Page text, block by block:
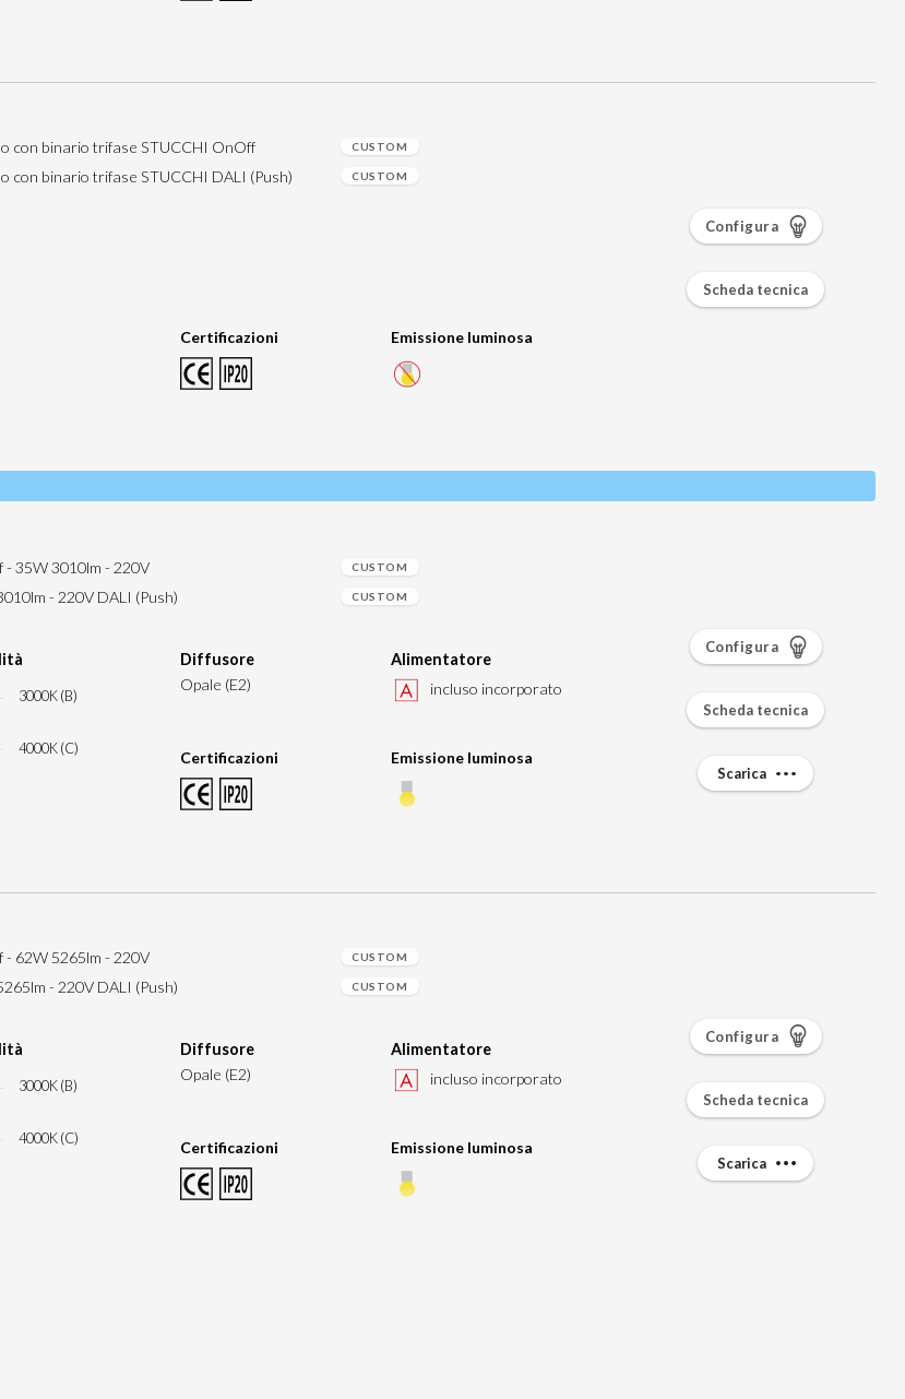
con binario trifase STUCCHI OnOff CUSTOM
con binario trifase STUCCHI DALI (Push) CUSTOM
Certificazioni Emissione luminosa
Configura
Scheda tecnica
- 35W 3010lm - 220V CUSTOM
- 220V DALI (Push) CUSTOM
3000K (B)
4000K (C)
Diffusore
Opale (E2)
Alimentatore
incluso incorporato
Certificazioni Emissione luminosa
Configura
Scheda tecnica
Scarica
- 62W 5265lm - 220V CUSTOM
- 220V DALI (Push) CUSTOM
3000K (B)
4000K (C)
Diffusore
Opale (E2)
Alimentatore
incluso incorporato
Certificazioni Emissione luminosa
Configura
Scheda tecnica
Scarica